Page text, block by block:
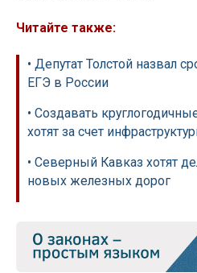
Читайте также:
• Депутат Толстой назвал
ЕГЭ в России
• Создавать
хотят за счет
• Северный Кавказ хотят
новых железных дорог